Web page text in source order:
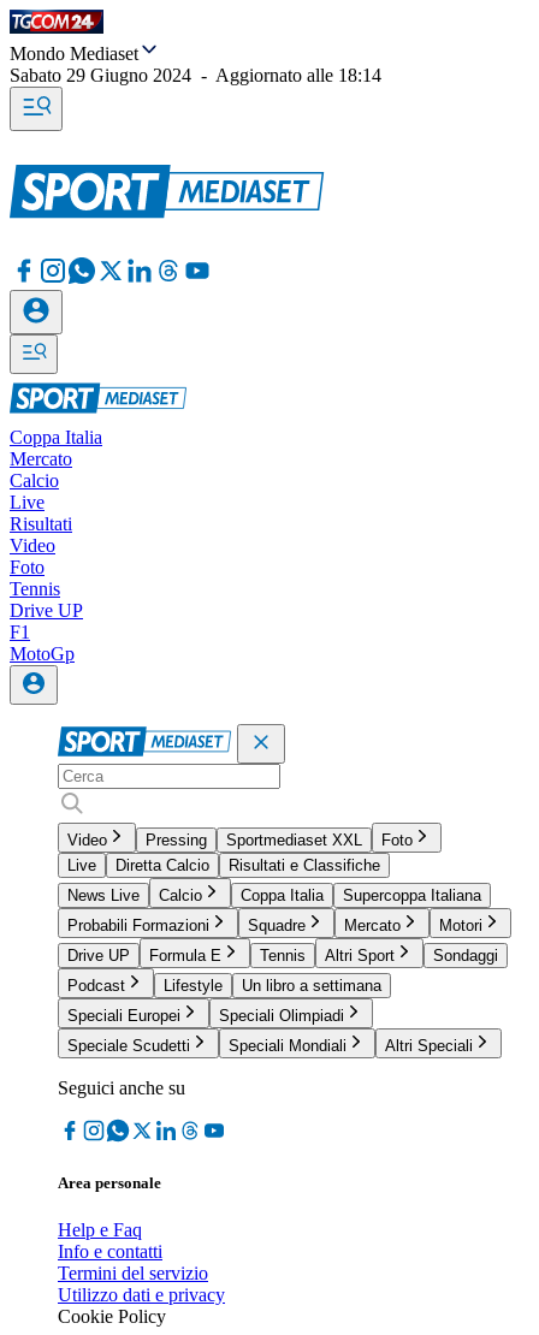
Mondo Mediaset
Sabato 29 Giugno 2024 - Aggiornato alle 18:14
Coppa Italia
Mercato
Calcio
Live
Risultati
Video
Foto
Tennis
Drive UP
F1
MotoGp
Video Pressing Sportmediaset XXL
Foto
Live
Diretta Calcio
Risultati e Classifiche
News Live
Calcio Coppa Italia
Supercoppa Italiana
Probabili Formazioni
Squadre Mercato
Motori
Drive UP
Formula E Tennis Altri Sport
Sondaggi
Podcast
Lifestyle
Un libro a settimana
Speciali Europei
Speciali Olimpiadi
Speciale Scudetti
Speciali Mondiali Altri Speciali
Seguici anche su
Area personale
Help e Faq
Info e contatti
Termini del servizio
Utilizzo dati e privacy
Cookie Policy